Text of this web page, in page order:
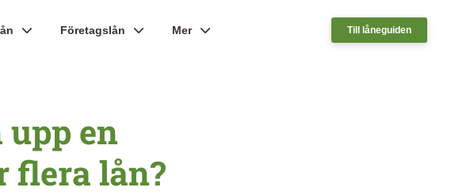
Företagslån Mer Till låneguiden
en
flera lån?